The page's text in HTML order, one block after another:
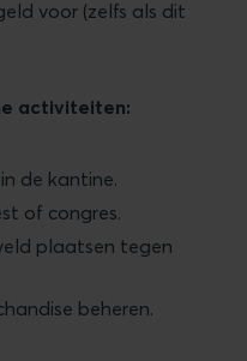
voor (zelfs als dit
activiteiten:
de kantine.
of congres.
plaatsen tegen
beheren.